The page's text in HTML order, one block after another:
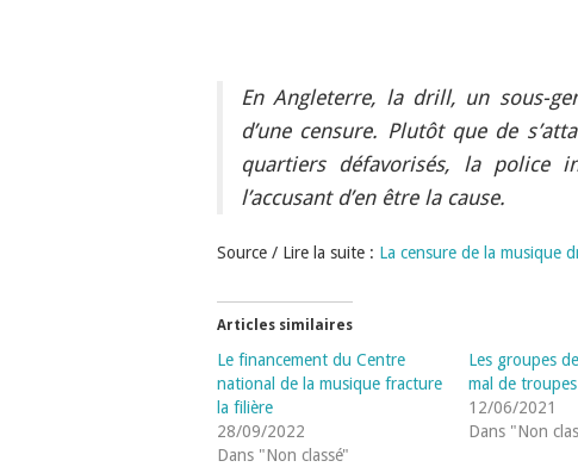
En Angleterre, la drill, un sous-
d’une censure. Plutôt que de
quartiers défavorisés, la police
l’accusant d’en être la cause.
Source / Lire la suite : La censure de la musique
Articles similaires
Le financement du Centre
national de la musique fracture
la filière
28/09/2022
Dans "Non classé"
Les groupes
mal de troupes
12/06/2021
Dans "Non